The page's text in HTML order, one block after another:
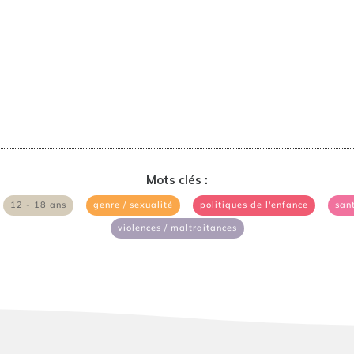
Mots clés :
12 - 18 ans genre / sexualité politiques de l'enfance
violences / maltraitances